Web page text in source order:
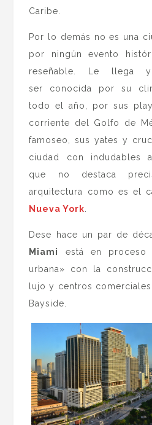
Caribe.
Por lo demás no es una
por ningún evento
reseñable. Le llega
ser conocida por su
todo el año, por sus
corriente del Golfo de
famoseo, sus yates y
ciudad con indudables
que no destaca
arquitectura como es el
Nueva York.
Dese hace un par de
Miami
está en proceso
urbana» con la
lujo y centros
Bayside.